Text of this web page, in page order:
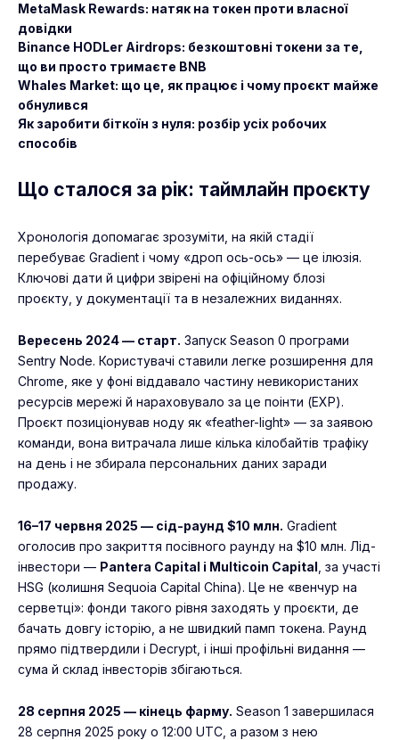
MetaMask Rewards: натяк на токен проти власної
довідки
Binance HODLer Airdrops: безкоштовні токени за те,
що ви просто тримаєте BNB
Whales Market: що це, як працює і чому проєкт майже
обнулився
Як заробити біткоїн з нуля: розбір усіх робочих
способів
Що сталося за рік: таймлайн проєкту
Хронологія допомагає зрозуміти, на якій стадії
перебуває Gradient і чому «дроп ось-ось» — це ілюзія.
Ключові дати й цифри звірені на офіційному блозі
проєкту, у документації та в незалежних виданнях.
Вересень 2024 — старт. Запуск Season 0 програми
Sentry Node. Користувачі ставили легке розширення для
Chrome, яке у фоні віддавало частину невикористаних
ресурсів мережі й нараховувало за це поінти (EXP).
Проєкт позиціонував ноду як «feather-light» — за заявою
команди, вона витрачала лише кілька кілобайтів трафіку
на день і не збирала персональних даних заради
продажу.
16–17 червня 2025 — сід-раунд $10 млн. Gradient
оголосив про закриття посівного раунду на $10 млн. Лід-
інвестори — Pantera Capital і Multicoin Capital , за участі
HSG (колишня Sequoia Capital China). Це не «венчур на
серветці»: фонди такого рівня заходять у проєкти, де
бачать довгу історію, а не швидкий памп токена. Раунд
прямо підтвердили і Decrypt, і інші профільні видання —
сума й склад інвесторів збігаються.
28 серпня 2025 — кінець фарму. Season 1 завершилася
28 серпня 2025 року о 12:00 UTC, а разом з нею